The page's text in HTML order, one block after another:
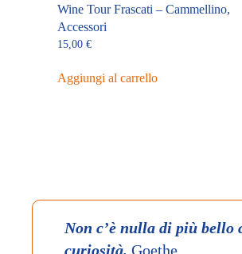
Wine Tour Frascati – Cammellino,
Accessori
15,00 €
Aggiungi al carrello
Non c’è nulla di più bello
curiosità. Goethe